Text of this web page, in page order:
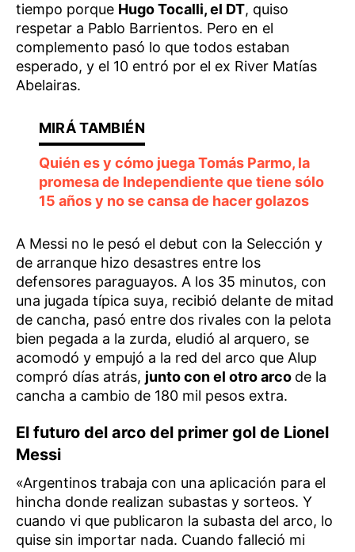
tiempo porque Hugo Tocalli, el DT, quiso
respetar a Pablo Barrientos. Pero en el
complemento pasó lo que todos estaban
esperado, y el 10 entró por el ex River Matías
Abelairas.
Quién es y cómo juega Tomás Parmo, la
promesa de Independiente que tiene sólo
15 años y no se cansa de hacer golazos
A Messi no le pesó el debut con la Selección y
de arranque hizo desastres entre los
defensores paraguayos. A los 35 minutos, con
una jugada típica suya, recibió delante de mitad
de cancha, pasó entre dos rivales con la pelota
bien pegada a la zurda, eludió al arquero, se
acomodó y empujó a la red del arco que Alup
compró días atrás, junto con el otro arco de la
cancha a cambio de 180 mil pesos extra.
El futuro del arco del primer gol de Lionel
Messi
«Argentinos trabaja con una aplicación para el
hincha donde realizan subastas y sorteos. Y
cuando vi que publicaron la subasta del arco, lo
quise sin importar nada. Cuando falleció mi